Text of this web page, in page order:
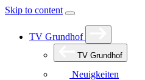
Skip to content
TV Grundhof
TV Grundhof
Neuigkeiten